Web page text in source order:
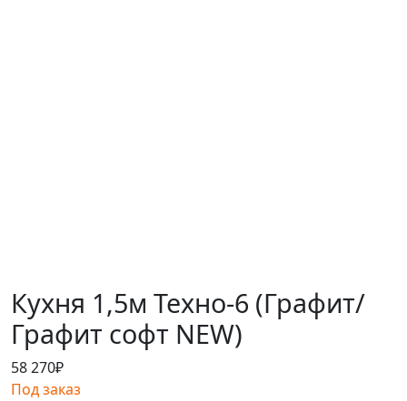
Кухня 1,5м Техно-6 (Графит/
Графит софт NEW)
58 270₽
Под заказ